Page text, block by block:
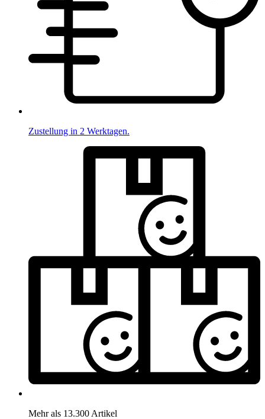
Zustellung in 2 Werktagen.
Mehr als 13.300 Artikel